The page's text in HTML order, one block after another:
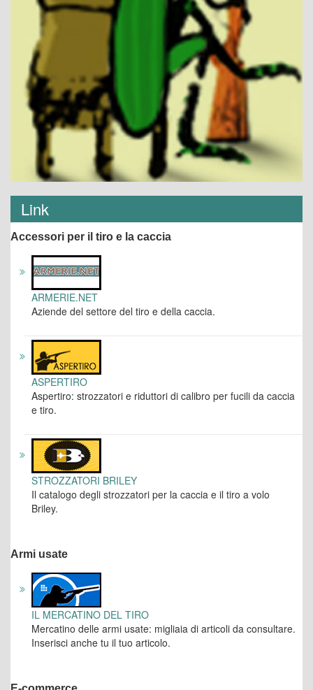
Link
Accessori per il tiro e la caccia
ARMERIE.NET
Aziende del settore del tiro e della caccia.
ASPERTIRO
Aspertiro: strozzatori e riduttori di calibro per fucili da caccia
e tiro.
STROZZATORI BRILEY
Il catalogo degli strozzatori per la caccia e il tiro a volo
Briley.
Armi usate
IL MERCATINO DEL TIRO
Mercatino delle armi usate: migliaia di articoli da consultare.
Inserisci anche tu il tuo articolo.